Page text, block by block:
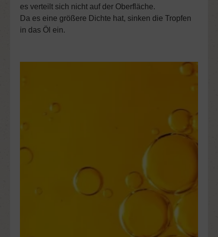
es verteilt sich nicht auf der Oberfläche.
Da es eine größere Dichte hat, sinken die Tropfen
in das Öl ein.